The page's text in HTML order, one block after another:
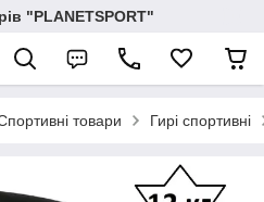
"PLANETSPORT"
товари Гирі спортивні